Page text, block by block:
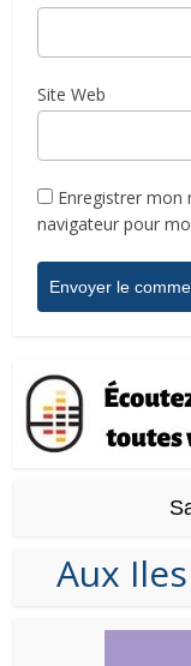
Site Web
Enregistrer
navigateur pour
Aux Iles